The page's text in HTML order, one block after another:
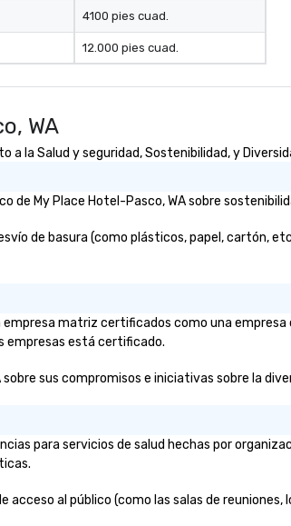
4100 pies cuad.
12.000 pies cuad.
WA
la Salud y seguridad, Sostenibilidad, y
de My Place Hotel-Pasco, WA sobre
de basura (como plásticos, papel, cartón,
empresa matriz certificados como una
empresas está certificado.
sus compromisos e iniciativas sobre la
para servicios de salud hechas por
al público (como las salas de